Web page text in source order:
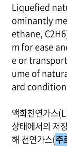
Liquefied
ominantly
ethane,
m for ease
e or
ume of
ard
액화천연가스
상태에서의 저
해 천연가스(주